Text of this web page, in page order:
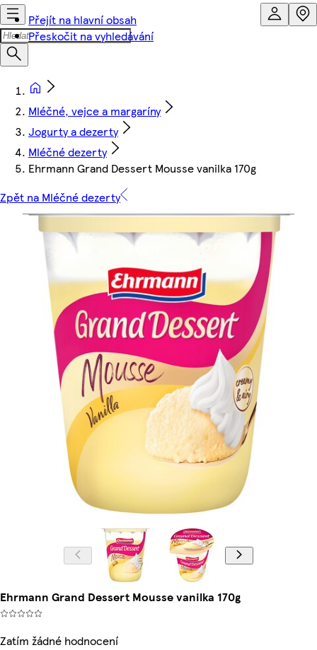
Přejít na hlavní obsah
Přeskočit na vyhledávání
Mléčné, vejce a margaríny
Jogurty a dezerty
Mléčné dezerty
Ehrmann Grand Dessert Mousse vanilka 170g
Zpět na Mléčné dezerty
Ehrmann Grand Dessert Mousse vanilka 170g
Zatím žádné hodnocení